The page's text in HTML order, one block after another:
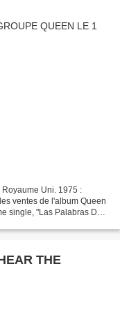
Uni. 1975 :
ventes de l'album Queen
single, "Las Palabras De
THE